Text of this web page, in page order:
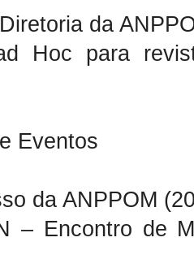
da
Hoc para
Eventos
da ANPPOM
– Encontro de